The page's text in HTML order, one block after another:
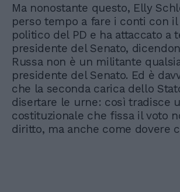
Ma nonostante questo, Elly
perso tempo a fare i conti con il
politico del PD e ha attaccato a
presidente del Senato,
Russa non è un militante
presidente del Senato. Ed è
che la seconda carica dello
disertare le urne: così tradisce
costituzionale che fissa il voto
diritto, ma anche come dovere